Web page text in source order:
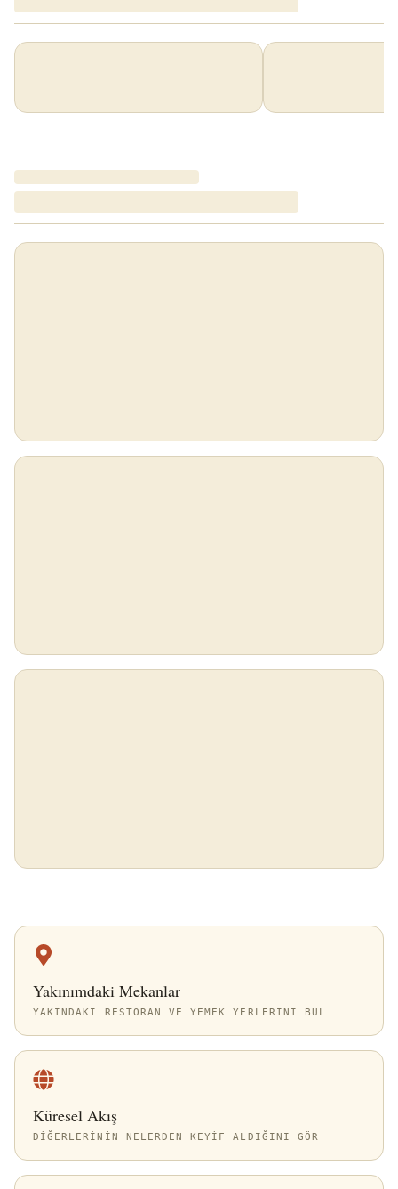
Yakınımdaki Mekanlar
YAKINDAKI RESTORAN VE YEMEK YERLERINI BUL
Küresel Akış
DIĞERLERININ NELERDEN KEYIF ALDIĞINI GÖR